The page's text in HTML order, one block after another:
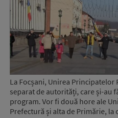
La Focșani, Unirea Principatelor
separat de autorități, care și-au
program. Vor fi două hore ale
Prefectură și alta de Primărie, la